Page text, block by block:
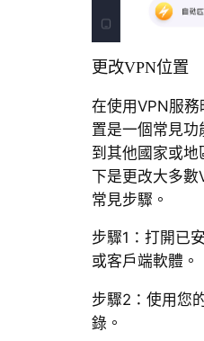
更改VPN位置
在使用VPN服
置是一個常見
到其他國家或地
下是更改大多數
常見步驟。
步驟1：打開已
或客戶端軟體。
步驟2：使用您
錄。